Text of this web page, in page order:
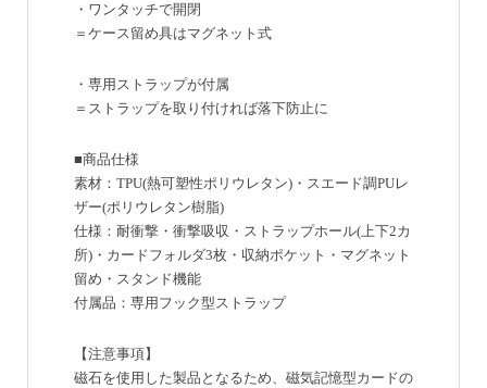
・ワンタッチで開閉
＝ケース留め具はマグネット式
・専用ストラップが付属
＝ストラップを取り付ければ落下防止に
■商品仕様
素材：TPU(熱可塑性ポリウレタン)・スエード調PUレ
ザー(ポリウレタン樹脂)
仕様：耐衝撃・衝撃吸収・ストラップホール(上下2カ
所)・カードフォルダ3枚・収納ポケット・マグネット
留め・スタンド機能
付属品：専用フック型ストラップ
【注意事項】
磁石を使用した製品となるため、磁気記憶型カードの